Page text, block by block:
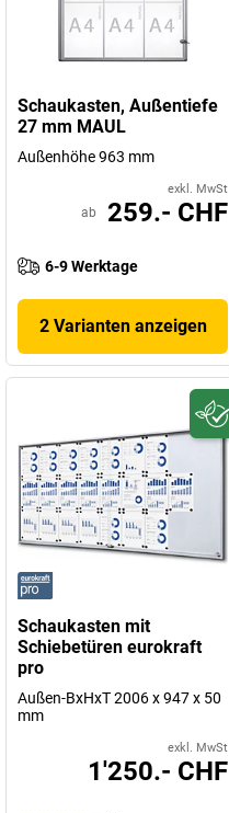
Schaukasten, Außentiefe
27 mm MAUL
Außenhöhe 963 mm
exkl. MwSt
ab 259.- CHF
6-9 Werktage
2 Varianten anzeigen
Schaukasten mit
Schiebetüren eurokraft
pro
Außen-BxHxT 2006 x 947 x 50
mm
exkl. MwSt
1'250.- CHF